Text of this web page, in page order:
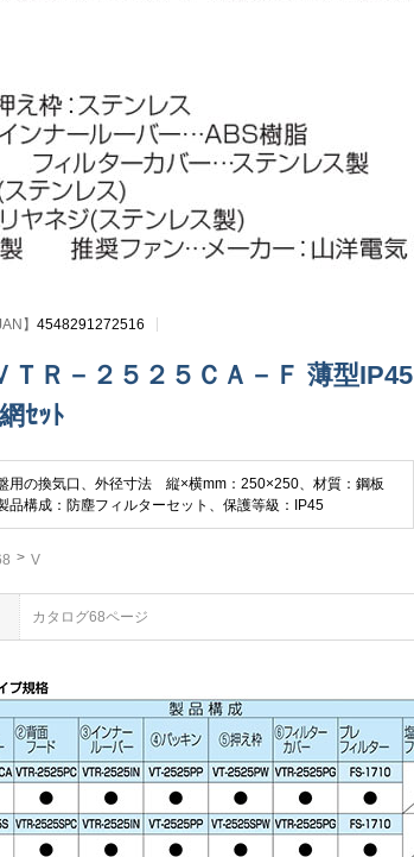
】4548291272516
Ｒ－２５２５ＣＡ－Ｆ 薄型IP45
ｾｯﾄ
用の換気口、外径寸法 縦×横mm：250×250、材質：鋼板
品構成：防塵フィルターセット、保護等級：IP45
V
カタログ68ページ